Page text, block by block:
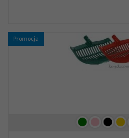
Promocja